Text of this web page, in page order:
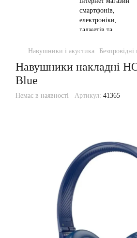
Навушники і акустика
Навушники накладні
Blue
Немає в наявності Артикул: 41365